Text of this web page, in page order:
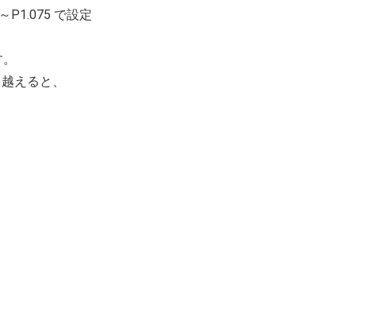
P1.075 で設定
えると、